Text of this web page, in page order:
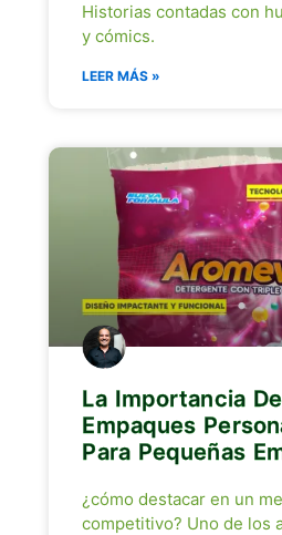
Historias contadas con
y cómics.
LEER MÁS »
La Importancia
Empaques
Para Pequeñas
¿cómo destacar en un
competitivo? Uno de los